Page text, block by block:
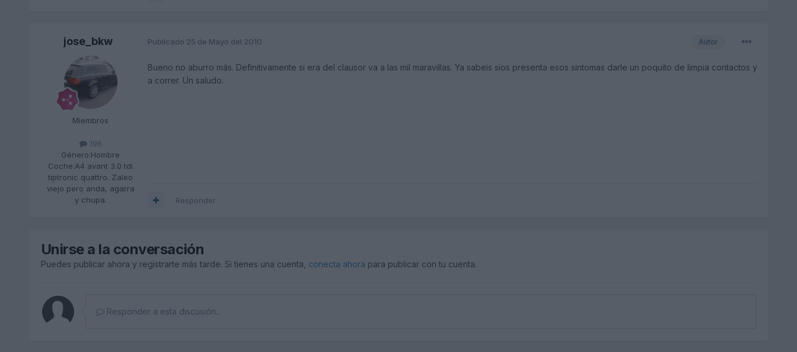
jose_bkw
Miembros
196
Género:Hombre
Coche:A4 avant 3.0 tdi
tiptronic quattro. Zaleo
viejo pero anda, agarra
y chupa.
Autor
Publicado 25 de Mayo del 2010
Bueno no aburro más. Definitivamente si era del clausor va a las mil maravillas. Ya sabeis sios presenta esos sintomas darle un poquito de limpia contactos y
a correr. Un saludo.
Responder
Unirse a la conversación
Puedes publicar ahora y registrarte más tarde. Si tienes una cuenta, conecta ahora para publicar con tu cuenta.
Responder a esta discusión...